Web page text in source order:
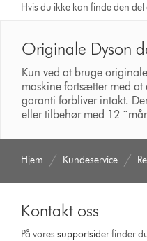
Hvis du ikke kan finde den
Originale Dyson
Kun ved at bruge
maskine fortsætter med
garanti forbliver intakt.
eller tilbehør med 12
Hjem Kundeservice
Kontakt oss
På voressupport­siderfinder